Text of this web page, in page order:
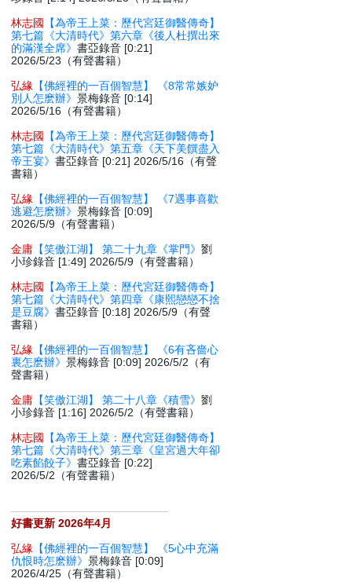
林志國
【為帝王上菜：歷代宮廷御醫傳奇】
第七篇《大清時代》第六章《後人杜撰出來
的滿漢全席》書亞錄音 [0:21]
2026/5/23（有聲書籍）
弘緣 【佛經裡的一百個智慧】 《8常常嫉妒
別人怎麽辦》景梅錄音 [0:14]
2026/5/16（有聲書籍）
林志國
【為帝王上菜：歷代宮廷御醫傳奇】
第七篇《大清時代》第五章《天下美饌盡入
帝王宴》書亞錄音 [0:21] 2026/5/16（有聲
書籍）
弘緣 【佛經裡的一百個智慧】 《7遇事喜歡
逃避怎麽辦》景梅錄音 [0:09]
2026/5/9（有聲書籍）
金庸 【笑傲江湖】 第二十九章《掌門》劉
小珍錄音 [1:49] 2026/5/9（有聲書籍）
林志國
【為帝王上菜：歷代宮廷御醫傳奇】
第七篇《大清時代》第四章《康熙戀戀不捨
是豆腐》書亞錄音 [0:18] 2026/5/9（有聲
書籍）
弘緣 【佛經裡的一百個智慧】 《6有吝嗇心
裏怎麽辦》景梅錄音 [0:09] 2026/5/2（有
聲書籍）
金庸 【笑傲江湖】 第二十八章《積雪》劉
小珍錄音 [1:16] 2026/5/2（有聲書籍）
林志國
【為帝王上菜：歷代宮廷御醫傳奇】
第七篇《大清時代》第三章《皇宮過大年卻
吃素餡餃子》書亞錄音 [0:22]
2026/5/2（有聲書籍）
好書更新 2026年4月
弘緣 【佛經裡的一百個智慧】 《5心中充滿
仇恨時怎麽辦》景梅錄音 [0:09]
2026/4/25（有聲書籍）